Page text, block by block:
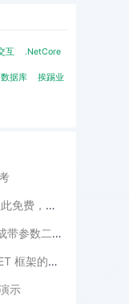
互 .NetCore
数据库 挨踢业
微软送福利
码应用场景
申请流程-WinForm
示